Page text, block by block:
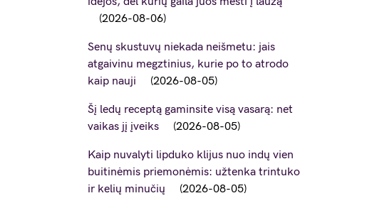
2026-08-06
Senų skustuvų niekada neišmetu: jais
atgaivinu megztinius, kurie po to atrodo
kaip nauji
2026-08-05
Šį ledų receptą gaminsite visą vasarą: net
vaikas jį įveiks
2026-08-05
Kaip nuvalyti lipduko klijus nuo indų vien
buitinėmis priemonėmis: užtenka trintuko
ir kelių minučių
2026-08-05